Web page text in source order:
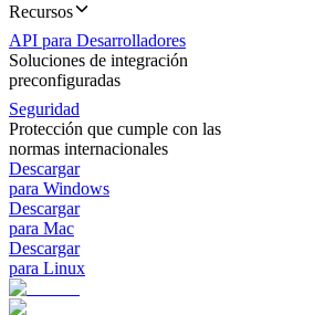
Recursos
API para Desarrolladores
Soluciones de integración
preconfiguradas
Seguridad
Protección que cumple con las
normas internacionales
Descargar
para Windows
Descargar
para Mac
Descargar
para Linux